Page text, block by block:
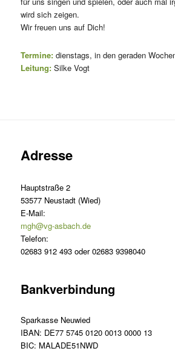
wird sich zeigen.
Wir freuen uns auf Dich!
Termine:dienstags, in den geraden
Leitung:Silke Vogt
Adresse
Hauptstraße 2
53577 Neustadt (Wied)
E-Mail:
mgh@vg-asbach.de
Telefon:
02683 912 493 oder 02683 9398040
Bankverbindung
Sparkasse Neuwied
IBAN: DE77 5745 0120 0013 0000 13
BIC: MALADE51NWD